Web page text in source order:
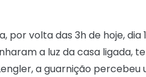
volta das 3h de hoje, dia
a luz da casa ligada,
a guarnição